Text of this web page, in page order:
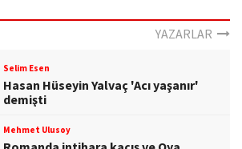
YAZARLAR
Selim Esen
Hasan Hüseyin Yalvaç 'Acı yaşanır'
demişti
Mehmet Ulusoy